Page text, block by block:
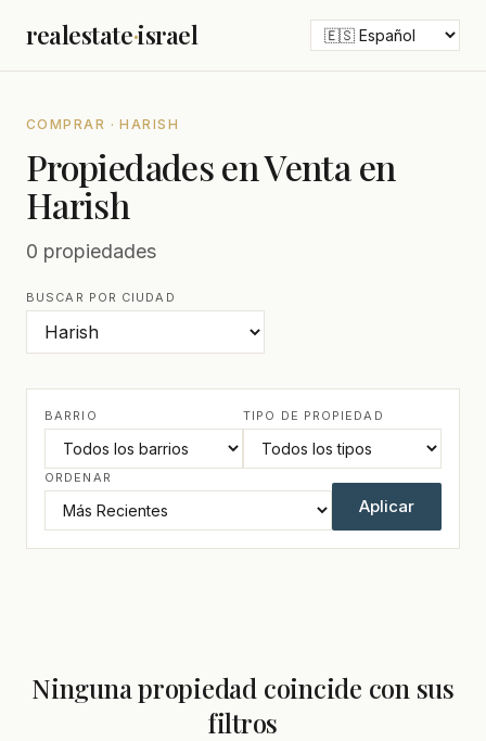
realestate·israel
COMPRAR · HARISH
Propiedades en Venta en
Harish
0 propiedades
BUSCAR POR CIUDAD
BARRIO TIPO DE PROPIEDAD
ORDENAR
Aplicar
Ninguna propiedad coincide con sus
filtros